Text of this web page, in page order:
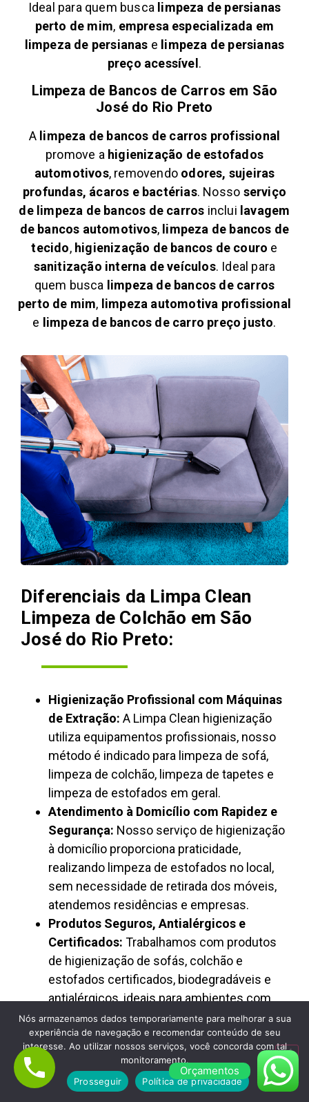
Ideal para quem busca limpeza de persianas
perto de mim, empresa especializada em
limpeza de persianas e limpeza de persianas
preço acessível.
Limpeza de Bancos de Carros em São
José do Rio Preto
A limpeza de bancos de carros profissional
promove a higienização de estofados
automotivos, removendo odores, sujeiras
profundas, ácaros e bactérias. Nosso serviço
de limpeza de bancos de carros inclui lavagem
de bancos automotivos, limpeza de bancos de
tecido, higienização de bancos de couro e
sanitização interna de veículos. Ideal para
quem busca limpeza de bancos de carros
perto de mim, limpeza automotiva profissional
e limpeza de bancos de carro preço justo.
Diferenciais da Limpa Clean
Limpeza de Colchão em São
José do Rio Preto:
Higienização Profissional com Máquinas
de Extração: A Limpa Clean higienização
utiliza equipamentos profissionais, nosso
método é indicado para limpeza de sofá,
limpeza de colchão, limpeza de tapetes e
limpeza de estofados em geral.
Atendimento à Domicílio com Rapidez e
Segurança: Nosso serviço de higienização
à domicílio proporciona praticidade,
realizando limpeza de estofados no local,
sem necessidade de retirada dos móveis,
atendemos residências e empresas.
Produtos Seguros, Antialérgicos e
Certificados: Trabalhamos com produtos
de higienização de sofás, colchão e
estofados certificados, biodegradáveis e
antialérgicos, ideais para ambientes com
crianças, pets e pessoas alérgicas.
Preço Justo, Transparência e Excelente
Custo-Benefício: A Limpa Clean oferece
limpeza de estofados com preço justo,
orçamento rápido e valores transparentes,
Orçamentos
Nós armazenamos dados temporariamente para melhorar a sua
experiência de navegação e recomendar conteúdo de seu
interesse. Ao utilizar nossos serviços, você concorda com tal
monitoramento.
Prosseguir
Política de privacidade